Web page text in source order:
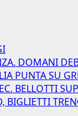
DOMANI
PUNTA SU
BELLOTTI
BIGLIETTI